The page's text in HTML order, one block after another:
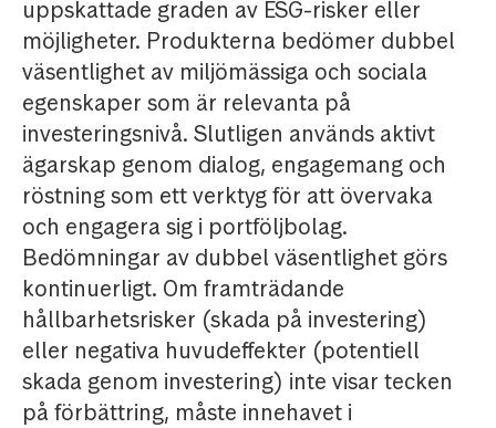
uppskattade graden av ESG-risker eller
möjligheter. Produkterna bedömer dubbel
väsentlighet av miljömässiga och sociala
egenskaper som är relevanta på
investeringsnivå. Slutligen används aktivt
ägarskap genom dialog, engagemang och
röstning som ett verktyg för att övervaka
och engagera sig i portföljbolag.
Bedömningar av dubbel väsentlighet görs
kontinuerligt. Om framträdande
hållbarhetsrisker (skada på investering)
eller negativa huvudeffekter (potentiell
skada genom investering) inte visar tecken
på förbättring, måste innehavet i